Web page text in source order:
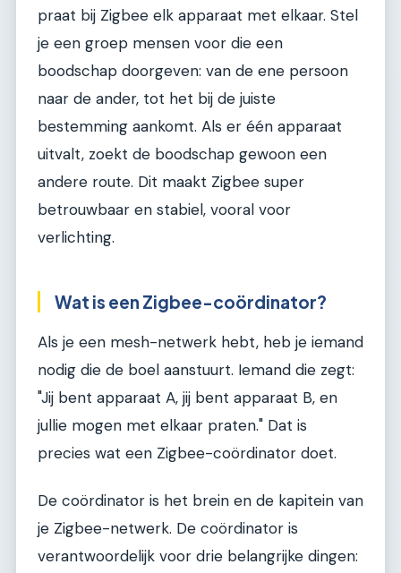
praat bij Zigbee elk apparaat met elkaar. Stel
je een groep mensen voor die een
boodschap doorgeven: van de ene persoon
naar de ander, tot het bij de juiste
bestemming aankomt. Als er één apparaat
uitvalt, zoekt de boodschap gewoon een
andere route. Dit maakt Zigbee super
betrouwbaar en stabiel, vooral voor
verlichting.
Wat is een Zigbee-coördinator?
Als je een mesh-netwerk hebt, heb je iemand
nodig die de boel aanstuurt. Iemand die zegt:
"Jij bent apparaat A, jij bent apparaat B, en
jullie mogen met elkaar praten." Dat is
precies wat een Zigbee-coördinator doet.
De coördinator is het brein en de kapitein van
je Zigbee-netwerk. De coördinator is
verantwoordelijk voor drie belangrijke dingen: